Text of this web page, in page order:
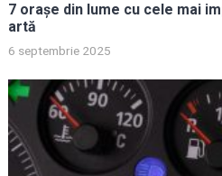
7 orașe din lume cu cele mai
artă
6 septembrie 2025